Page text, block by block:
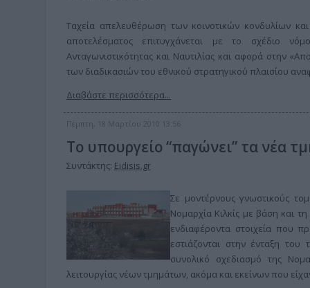
Tαχεία απελευθέρωση των κοινοτικών κονδυλίων
αποτελέσματος επιτυγχάνεται με το σχέδιο
Ανταγωνιστικότητας και Ναυτιλίας και αφορά στην
των διαδικασιών του εθνικού στρατηγικού πλαισίου
Διαβάστε περισσότερα...
Πέμπτη, 18 Μαρτίου 2010 13:56
Το υπουργείο “παγώνει” τα νέα
Συντάκτης: Eidisis.gr
Σε μοντέρνους γνωστικούς
Νομαρχία Κιλκίς με βάση και
ενδιαφέροντα στοιχεία που
εστιάζονται στην ένταξη
συνολικό σχεδιασμό της
λειτουργίας νέων τμημάτων, ακόμα και εκείνων που